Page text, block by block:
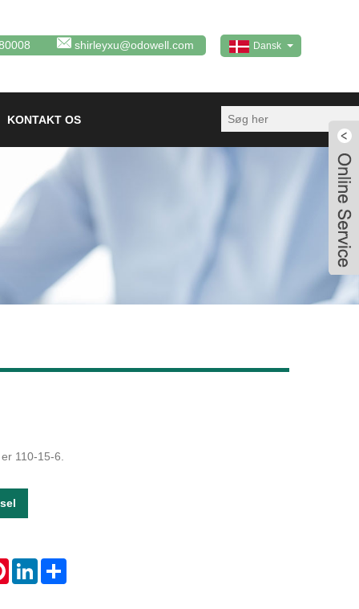
Dansk
shirleyxu@odowell.com
KONTAKT OS
110-15-6.
PinterestLinkedInShare